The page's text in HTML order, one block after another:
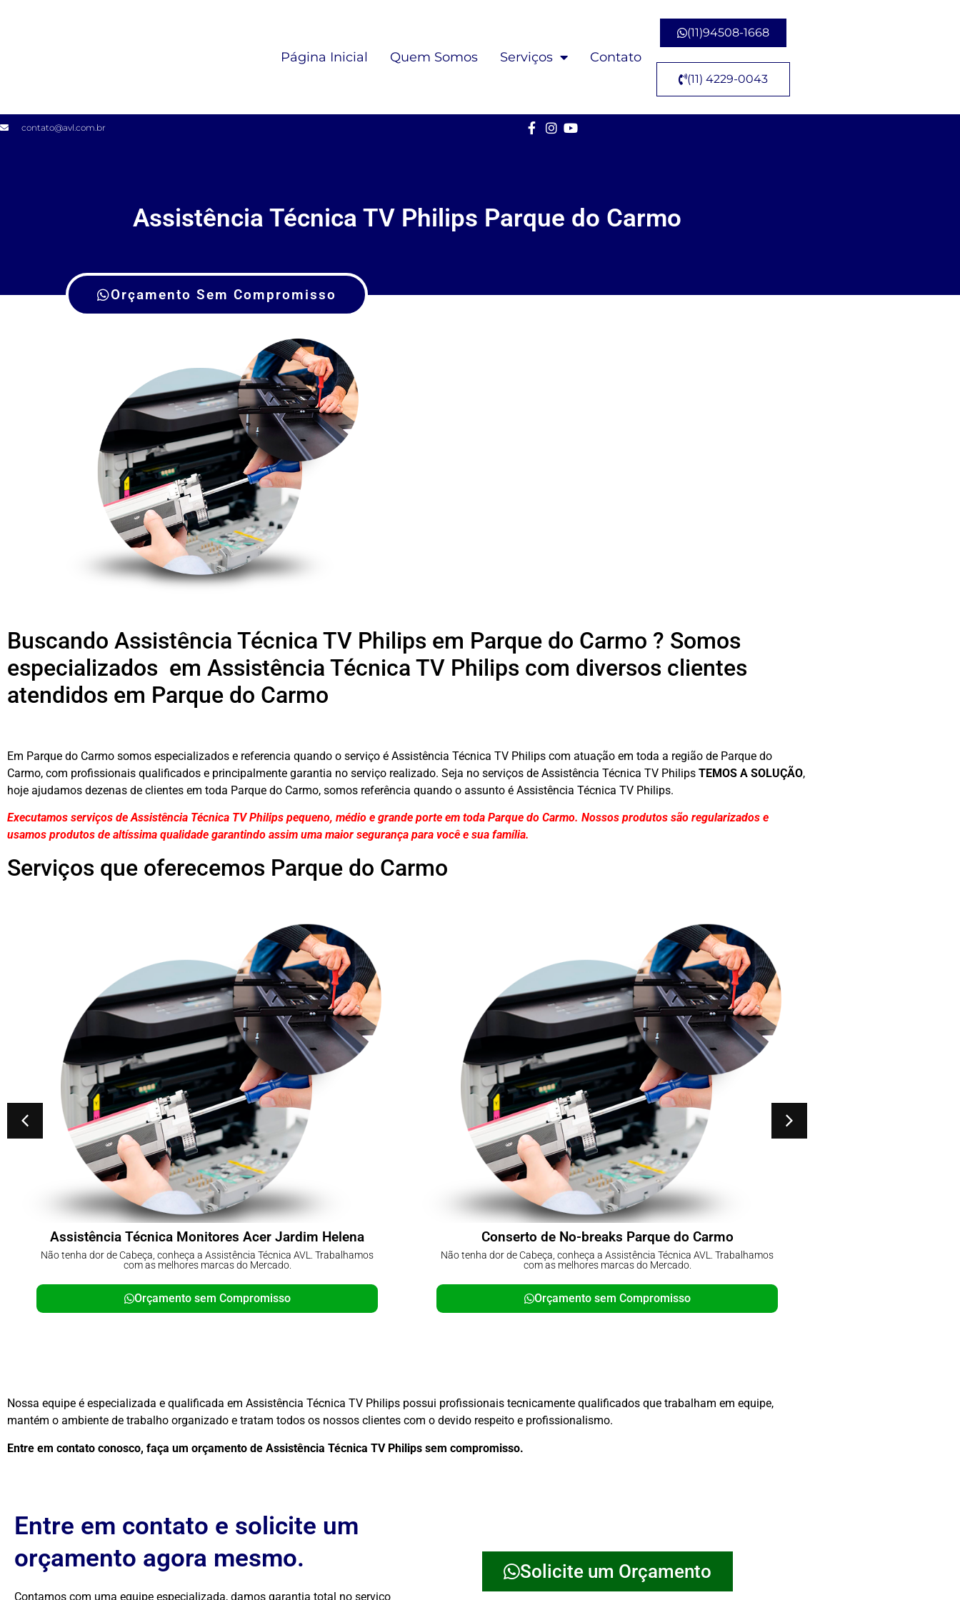
Página Inicial Quem Somos Serviços Contato
(11)94508-1668
(11) 4229-0043
contato@avl.com.br
Assistência Técnica TV Philips Parque do Carmo
Orçamento Sem Compromisso
Buscando Assistência Técnica TV Philips em Parque do Carmo ? Somos
especializados em Assistência Técnica TV Philips com diversos clientes
atendidos em Parque do Carmo
Em Parque do Carmo somos especializados e referencia quando o serviço é Assistência Técnica TV Philips com atuação em toda a região de Parque do
Carmo, com profissionais qualificados e principalmente garantia no serviço realizado. Seja no serviços de Assistência Técnica TV Philips TEMOS A SOLUÇÃO,
hoje ajudamos dezenas de clientes em toda Parque do Carmo, somos referência quando o assunto é Assistência Técnica TV Philips.
Executamos serviços de Assistência Técnica TV Philips pequeno, médio e grande porte em toda Parque do Carmo. Nossos produtos são regularizados e
usamos produtos de altíssima qualidade garantindo assim uma maior segurança para você e sua família.
Serviços que oferecemos Parque do Carmo
Assistência Técnica Monitores Acer Jardim Helena
Não tenha dor de Cabeça, conheça a Assistência Técnica AVL. Trabalhamos
com as melhores marcas do Mercado.
Orçamento sem Compromisso
Conserto de No-breaks Parque do Carmo
Não tenha dor de Cabeça, conheça a Assistência Técnica AVL. Trabalhamos
com as melhores marcas do Mercado.
Orçamento sem Compromisso
Nossa equipe é especializada e qualificada em Assistência Técnica TV Philips possui profissionais tecnicamente qualificados que trabalham em equipe,
mantém o ambiente de trabalho organizado e tratam todos os nossos clientes com o devido respeito e profissionalismo.
Entre em contato conosco, faça um orçamento de Assistência Técnica TV Philips sem compromisso.
Entre em contato e solicite um
orçamento agora mesmo.
Contamos com uma equipe especializada, damos garantia total no serviço
Solicite um Orçamento